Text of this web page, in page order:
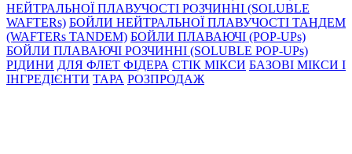
НЕЙТРАЛЬНОЇ ПЛАВУЧОСТІ РОЗЧИННІ (SOLUBLE
WAFTERs) БОЙЛИ НЕЙТРАЛЬНОЇ ПЛАВУЧОСТІ ТАНДЕМ
(WAFTERs TANDEM) БОЙЛИ ПЛАВАЮЧІ (POP-UPs)
БОЙЛИ ПЛАВАЮЧI РОЗЧИННI (SOLUBLE POP-UPs)
РIДИНИ ДЛЯ ФЛЕТ ФІДЕРА СТIК МIКСИ БАЗОВІ МІКСИ І
ІНГРЕДІЄНТИ ТАРА РОЗПРОДАЖ